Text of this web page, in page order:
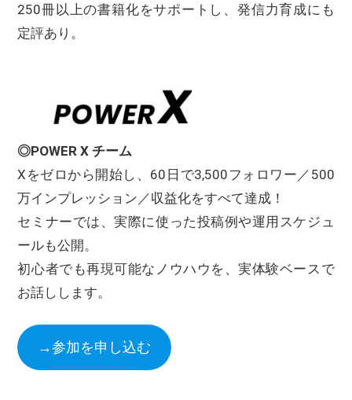
250冊以上の書籍化をサポートし、発信力育成にも
定評あり。
◎POWER X チーム
Xをゼロから開始し、60日で3,500フォロワー／500
万インプレッション／収益化をすべて達成！
セミナーでは、実際に使った投稿例や運用スケジュ
ールも公開。
初心者でも再現可能なノウハウを、実体験ベースで
お話しします。
→参加を申し込む